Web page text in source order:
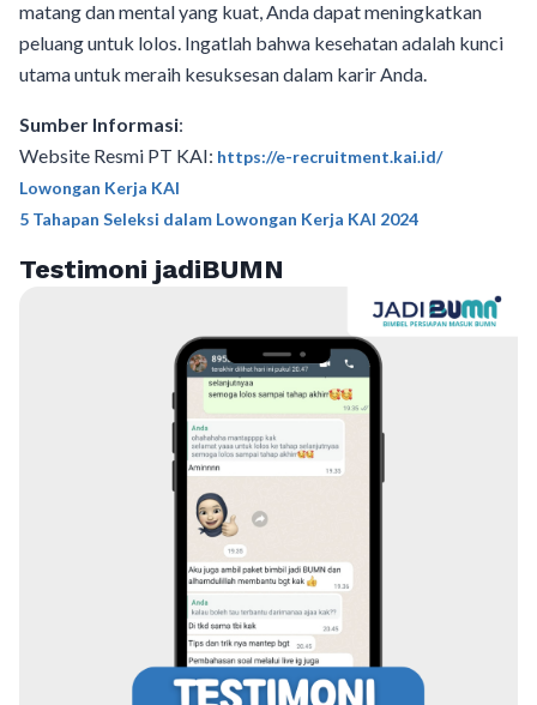
matang dan mental yang kuat, Anda dapat meningkatkan
peluang untuk lolos. Ingatlah bahwa kesehatan adalah kunci
utama untuk meraih kesuksesan dalam karir Anda.
Sumber Informasi:
Website Resmi PT KAI: https://e-recruitment.kai.id/
Lowongan Kerja KAI
5 Tahapan Seleksi dalam Lowongan Kerja KAI 2024
Testimoni jadiBUMN